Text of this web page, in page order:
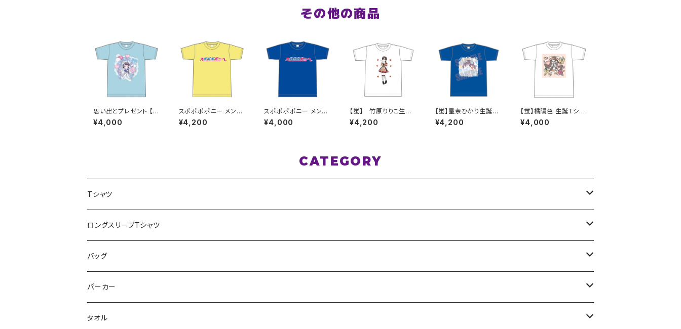
その他の商品
思い出とプレゼント 【天
羽あい】 生誕Ｔシャツ
M〜XLサイズ
¥4,000
スポポポポニー メンバ
ーカラー シンプルデザ
イン ロゴTシャツ イエ
¥4,200
スポポポポニー メンバ
ーカラー シンプルデザ
イン ロゴTシャツ ブル
¥4,000
【蛍】 竹原りりこ生誕Ｔ
シャツ XXL〜XXXLサ
イズ
¥4,200
【蛍】星奈ひかり生誕Ｔ
シャツ XXL〜XXXLサ
イズ
¥4,200
【蛍】橘陽色 生誕Ｔシャ
ツ M〜XLサイズ
¥4,000
CATEGORY
Tシャツ
スポポポポニー
花いろは
Milky✳︎Sphene
シークレットシャノワール
ロングスリーブTシャツ
HIGH HIGH BEAM
Milky✳︎Sphene
バッグ
サコッシュ
パーカー
スポポポポニー
タオル